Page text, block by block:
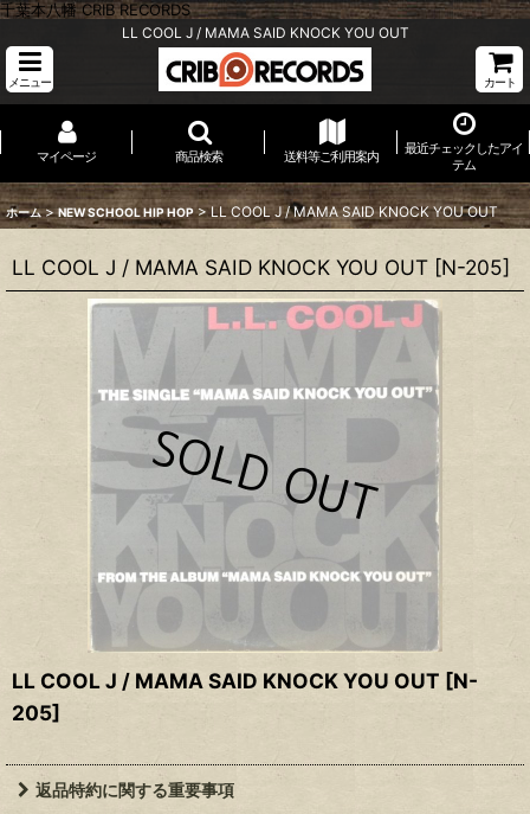
千葉本八幡 CRIB RECORDS
LL COOL J / MAMA SAID KNOCK YOU OUT
メニュー カート
マイページ 商品検索 送料等ご利用案内
最近チェックしたアイ
テム
ホーム > NEW SCHOOL HIP HOP > LL COOL J / MAMA SAID KNOCK YOU OUT
LL COOL J / MAMA SAID KNOCK YOU OUT [N-205]
LL COOL J / MAMA SAID KNOCK YOU OUT [N-
205]
返品特約に関する重要事項